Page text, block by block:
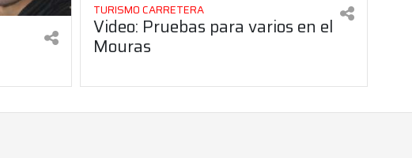
TURISMO CARRETERA
Video: Pruebas para varios en el
Mouras